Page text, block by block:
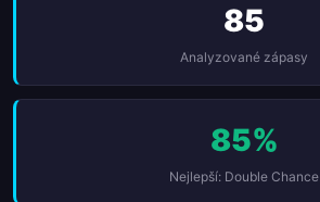
85
Analyzované zápasy
85%
Nejlepší: Double Chance